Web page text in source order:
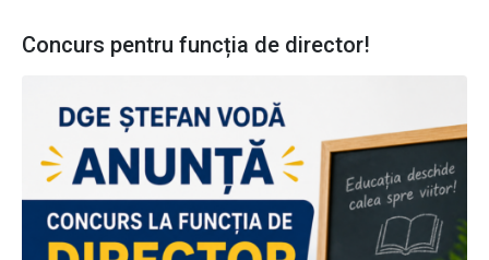
Concurs pentru funcția de director!